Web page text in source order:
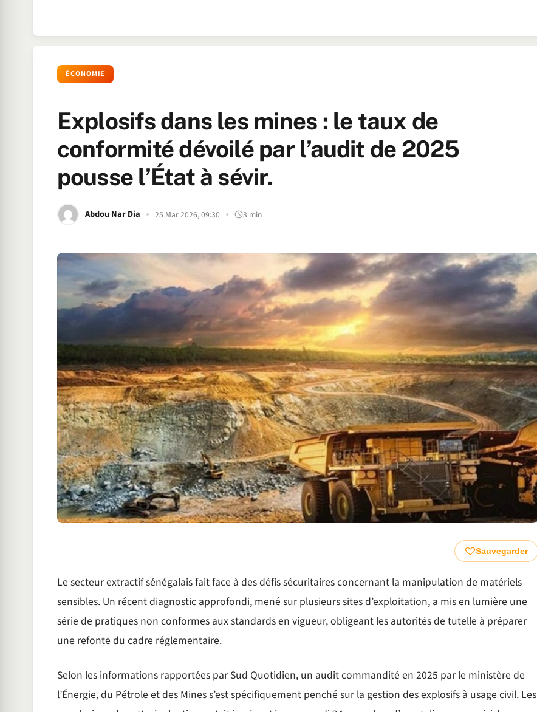
ÉCONOMIE
Explosifs dans les mines : le taux de
conformité dévoilé par l’audit de 2025
pousse l’État à sévir.
Abdou Nar Dia 25 Mar 2026, 09:30 3 min
Sauvegarder
Le secteur extractif sénégalais fait face à des défis sécuritaires concernant la manipulation de matériels
sensibles. Un récent diagnostic approfondi, mené sur plusieurs sites d’exploitation, a mis en lumière une
série de pratiques non conformes aux standards en vigueur, obligeant les autorités de tutelle à préparer
une refonte du cadre réglementaire.
Selon les informations rapportées par Sud Quotidien, un audit commandité en 2025 par le ministère de
l’Énergie, du Pétrole et des Mines s’est spécifiquement penché sur la gestion des explosifs à usage civil. Les